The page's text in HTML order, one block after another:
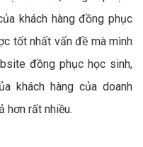
khách hàng đồng phục
tốt nhất vấn đề mà mình
đồng phục học sinh,
khách hàng của doanh
hơn rất nhiều.